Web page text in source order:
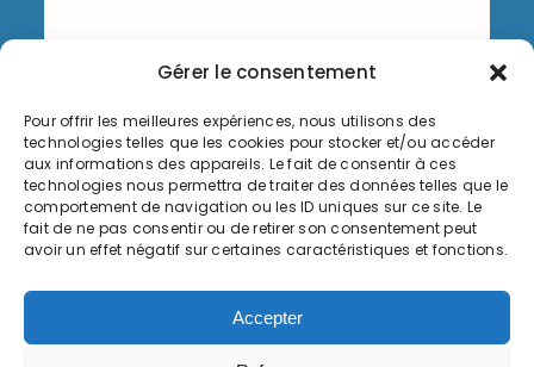
Gérer le consentement
Pour offrir les meilleures expériences, nous utilisons des
technologies telles que les cookies pour stocker et/ou accéder
aux informations des appareils. Le fait de consentir à ces
technologies nous permettra de traiter des données telles que le
comportement de navigation ou les ID uniques sur ce site. Le
fait de ne pas consentir ou de retirer son consentement peut
avoir un effet négatif sur certaines caractéristiques et fonctions.
Accepter
Envoyer
Informations légales
Politique de cookies (UE)